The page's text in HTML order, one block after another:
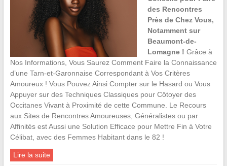
des Rencontres
Près de Chez Vous,
Notamment sur
Beaumont-de-
Lomagne ! Grâce à
Nos Informations, Vous Saurez Comment Faire la Connaissance
d’une Tarn-et-Garonnaise Correspondant à Vos Critères
Amoureux ! Vous Pouvez Ainsi Compter sur le Hasard ou Vous
Appuyer sur des Techniques Classiques pour Côtoyer des
Occitanes Vivant à Proximité de cette Commune. Le Recours
aux Sites de Rencontres Amoureuses, Généralistes ou par
Affinités est Aussi une Solution Efficace pour Mettre Fin à Votre
Célibat, avec des Femmes Habitant dans le 82 !
Lire la suite